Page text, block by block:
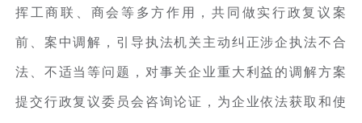
挥工商联、商会等多方作用，共同做实行政复议案
前、案中调解，引导执法机关主动纠正涉企执法不合
法、不适当等问题，对事关企业重大利益的调解方案
提交行政复议委员会咨询论证，为企业依法获取和使